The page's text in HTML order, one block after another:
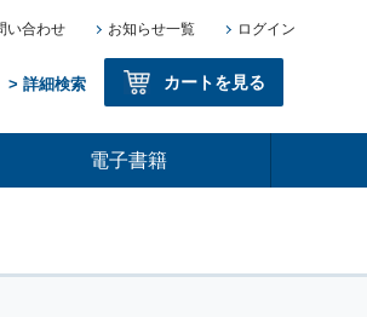
い合わせ お知らせ一覧 ログイン
> 詳細検索 カートを見る
電子書籍